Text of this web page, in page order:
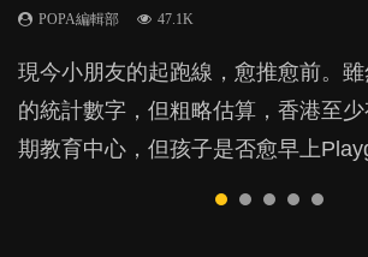
POPA編輯部 47.1K
現今小朋友的起跑線，愈推愈前。
的統計數字，但粗略估算，香港至
期教育中心，但孩子是否愈早上
POPA編輯部 33.1K
由美國學者所創的 tools of the mind
戲方式學習，學術能力和自制能力
友優勝，到底這課程有何特別之處
鬱，影響日常生活，嚴重的甚至會
朋友的念頭。但為何爸爸患上產後
覺？...
POPA編輯部 25.8K
許多媽媽心底可能都有一刻掙扎過
是在職好。雖說每個家庭都有自己
因素，但原來全職和在職媽媽所養育
成吮手指的習慣，大個就很難戒，
他們放東西入口，隨時會影響孩子